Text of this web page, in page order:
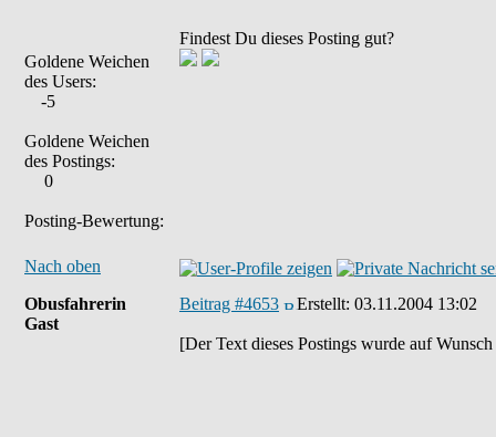
Goldene Weichen
des Users:
-5
Goldene Weichen
des Postings:
0
Posting-Bewertung:
Findest Du dieses Posting gut?
Nach oben
Obusfahrerin
Gast
Beitrag #4653 Erstellt: 03.11.2004 13:02
[Der Text dieses Postings wurde auf